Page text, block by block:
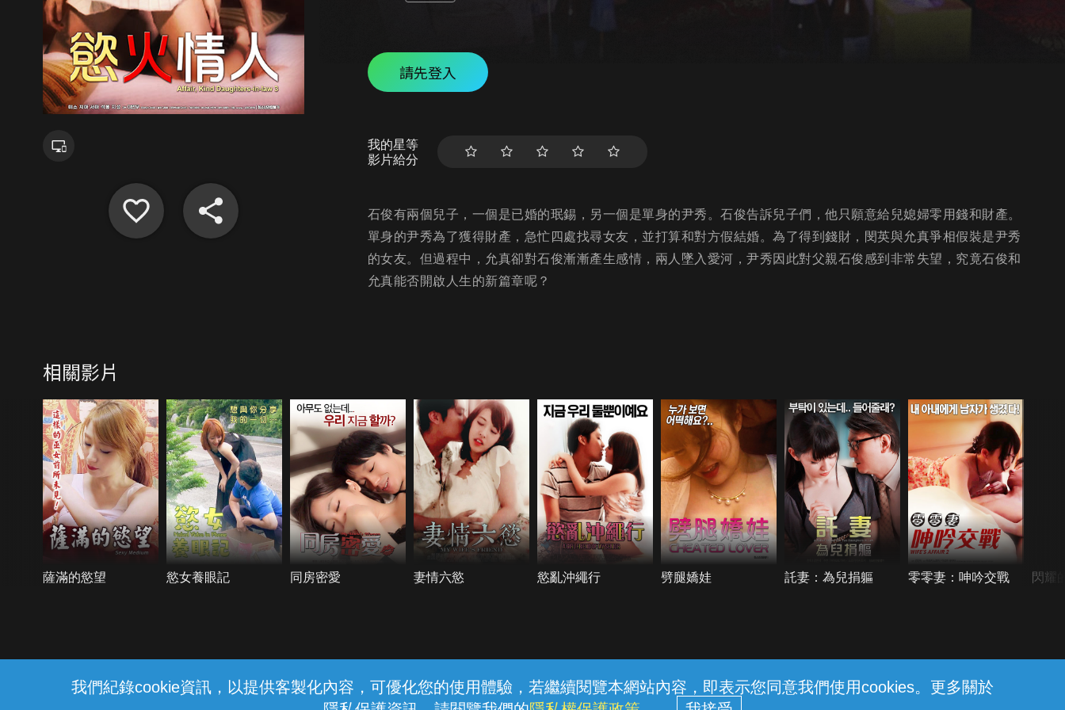
我們紀錄cookie資訊，以提供客製化內容，可優化您的使用體驗，若繼續閱覽本網站內容，即表示您同意我們使用cookies。更多關於
請先登入
我的星等
影片給分
石俊有兩個兒子，一個是已婚的珉錫，另一個是單身的尹秀。石俊告訴兒子們，他只願意給兒媳婦零用錢和財產。
單身的尹秀為了獲得財產，急忙四處找尋女友，並打算和對方假結婚。為了得到錢財，閔英與允真爭相假裝是尹秀
的女友。但過程中，允真卻對石俊漸漸產生感情，兩人墜入愛河，尹秀因此對父親石俊感到非常失望，究竟石俊和
允真能否開啟人生的新篇章呢？
相關影片
薩滿的慾望 慾女養眼記 同房密愛 妻情六慾 慾亂沖繩行 劈腿嬌娃 託妻：為兒捐軀 零零妻：呻吟交戰 閃耀
線上客服 服務條款 隱私權保護